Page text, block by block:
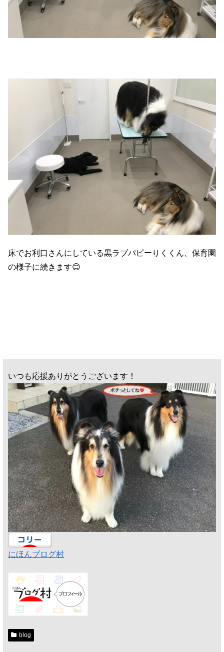
床でお利口さんにしている黒ラブパピーりくくん、保育園
の様子に続きます😊
いつも応援ありがとうございます！
にほんブログ村
blog